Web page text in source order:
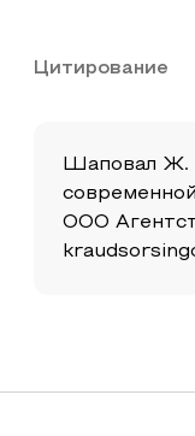
Цитирование
Шаповал Ж.
ООО